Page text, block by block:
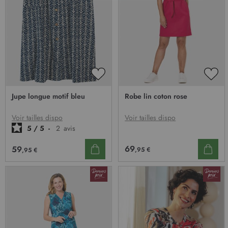
D’ENVIE
Jupe longue motif bleu
Voir tailles dispo
5 / 5 - 2 avis
59,95 €
Robe lin coton rose
Voir tailles dispo
69,95 €
o
t
r
e
l
e
t
t
e
d
’
i
n
f